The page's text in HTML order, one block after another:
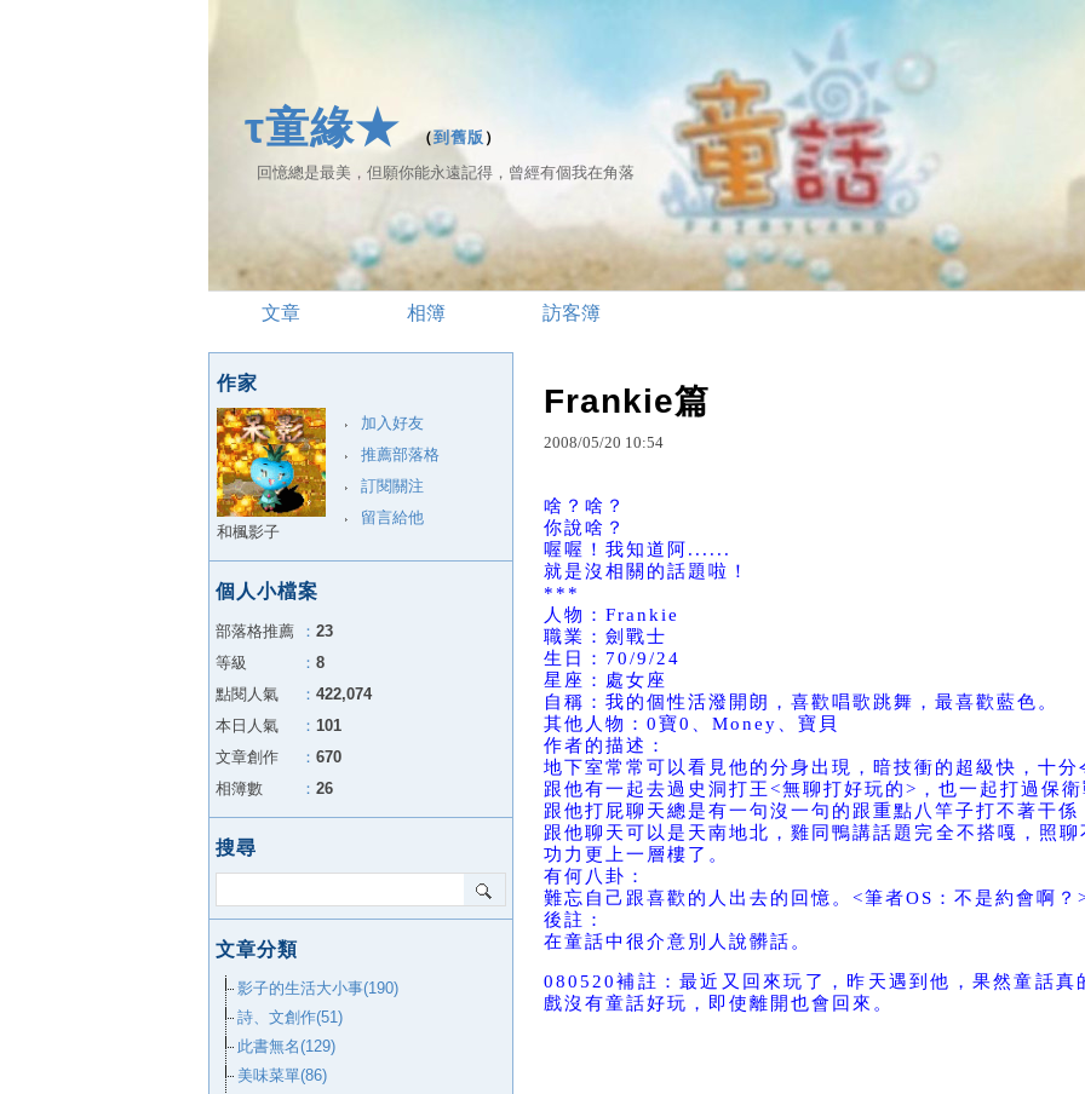
τ童緣★ （到舊版 ）
回憶總是最美，但願你能永遠記得，曾經有個我在角落
文章 相簿 訪客簿
Frankie篇
2008/05/20 10:54
啥？啥？
你說啥？
喔喔！我知道阿......
就是沒相關的話題啦！
***
人物：Frankie
職業：劍戰士
生日：70/9/24
星座：處女座
自稱：我的個性活潑開朗，喜歡唱歌跳舞，最喜歡藍色。
其他人物：0寶0、Money、寶貝
作者的描述：
地下室常常可以看見他的分身出現，暗技衝的超級快，十分
跟他有一起去過史洞打王<無聊打好玩的>，也一起打過保衛
跟他打屁聊天總是有一句沒一句的跟重點八竿子打不著干係
跟他聊天可以是天南地北，雞同鴨講話題完全不搭嘎，照
功力更上一層樓了。
有何八卦：
難忘自己跟喜歡的人出去的回憶。<筆者OS：不是約會啊？
後註：
在童話中很介意別人說髒話。
080520補註：最近又回來玩了，昨天遇到他，果然童話真
戲沒有童話好玩，即使離開也會回來。
作家
加入好友
推薦部落格
訂閱關注
留言給他
和楓影子
個人小檔案
部落格推薦 ： 23
等級
： 8
點閱人氣
： 422,074
本日人氣
： 101
文章創作
： 670
相簿數
： 26
搜尋
文章分類
影子的生活大小事(190)
詩、文創作(51)
此書無名(129)
美味菜單(86)